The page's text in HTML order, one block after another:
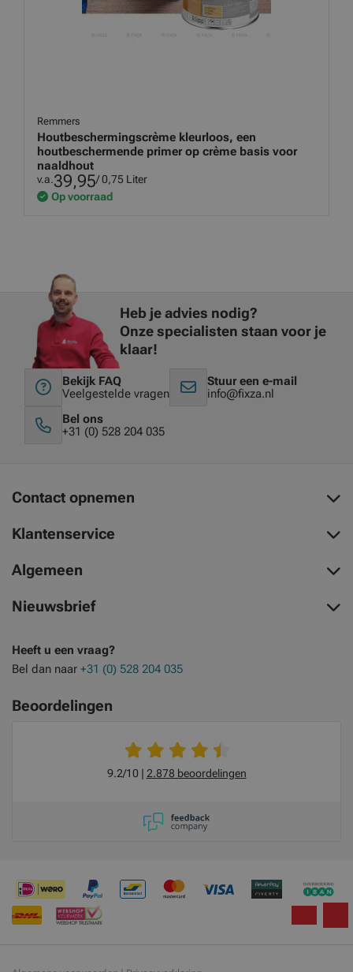
Remmers
Houtbeschermingscrème kleurloos, een
houtbeschermende primer op crème basis voor
naaldhout
v.a.39,95/ 0,75 Liter
Op voorraad
Heb je advies nodig?
Onze specialisten staan voor je
klaar!
Bekijk FAQ
Veelgestelde vragen
Stuur een e-mail
info@fixza.nl
Bel ons
+31 (0) 528 204 035
Contact opnemen
Klantenservice
Algemeen
Nieuwsbrief
Heeft u een vraag?
Bel dan naar +31 (0) 528 204 035
Beoordelingen
9.2/10 2.878 beoordelingen